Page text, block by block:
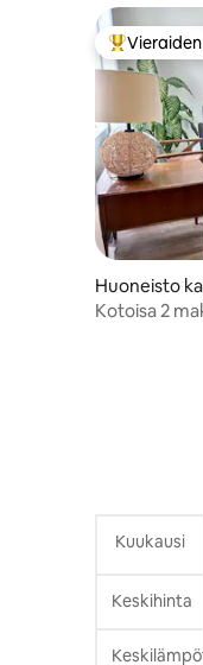
Vieraiden
Huoneisto
der Bay
Kotoisa 2
Kuukausi
Keskihinta